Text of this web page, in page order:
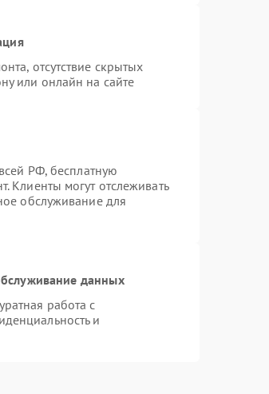
отсутствие скрытых
или онлайн на сайте
РФ, бесплатную
Клиенты могут отслеживать
обслуживание для
данных
работа с
и